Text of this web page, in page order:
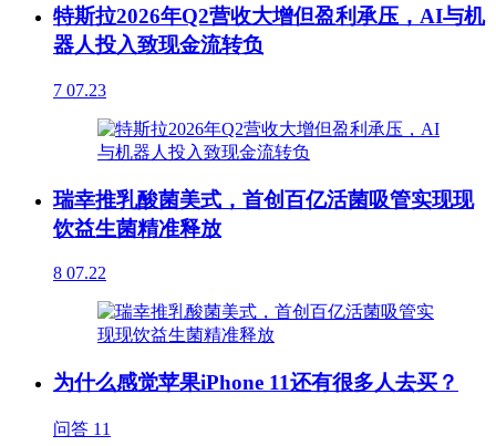
特斯拉2026年Q2营收大增但盈利承压，AI与机
器人投入致现金流转负
7 07.23
瑞幸推乳酸菌美式，首创百亿活菌吸管实现现
饮益生菌精准释放
8 07.22
为什么感觉苹果iPhone 11还有很多人去买？
问答 11